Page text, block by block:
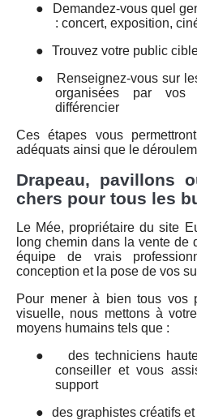
●
Demandez-vous quel
: concert, exposition,
●
Trouvez votre public
●
Renseignez-vous sur
organisées par vos
différencier
Ces étapes vous
adéquats ainsi que le
Drapeau, pavillons
chers pour tous les
Le Mée, propriétaire du site
long chemin dans la vente de
équipe de vrais
conception et la pose de vos
Pour mener à bien tous vos
visuelle, nous mettons à
moyens humains tels que :
●
des techniciens
conseiller et vous
support
●
des graphistes créatifs